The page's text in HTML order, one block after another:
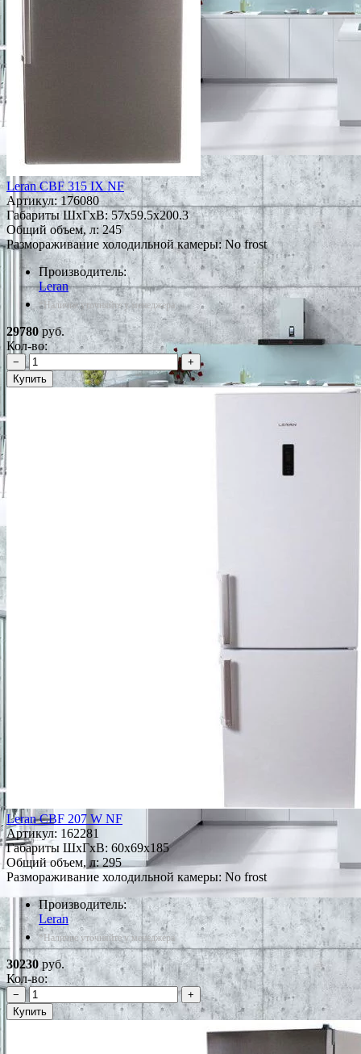
Leran CBF 315 IX NF
Артикул:176080
Габариты ШxГxВ: 57x59.5x200.3
Общий объем, л: 245
Размораживание холодильной камеры: No frost
Производитель:
Leran
*Наличие уточняйте у менеджера
29780руб.
Кол-во:
−
+
Купить
Leran CBF 207 W NF
Артикул: 162281
Габариты ШxГxВ: 60x69x185
Общий объем, л: 295
Размораживание холодильной камеры: No frost
Производитель:
Leran
*Наличие уточняйте у менеджера
30230 руб.
Кол-во:
−
+
Купить